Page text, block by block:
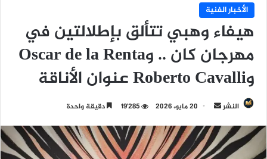
الأخبار الفنية
هيفاء وهبي تتألق بإطلالتين في
مهرجان كان .. وOscar de la Renta
وRoberto Cavalli عنوان الأناقة
النشر
س
ل
20 مايو، 2026 19٬285 دقيقة واحدة